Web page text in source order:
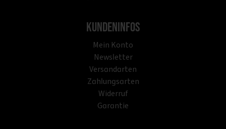
Kundeninfos
Mein Konto
Newsletter
Versandarten
Zahlungsarten
Widerruf
Garantie